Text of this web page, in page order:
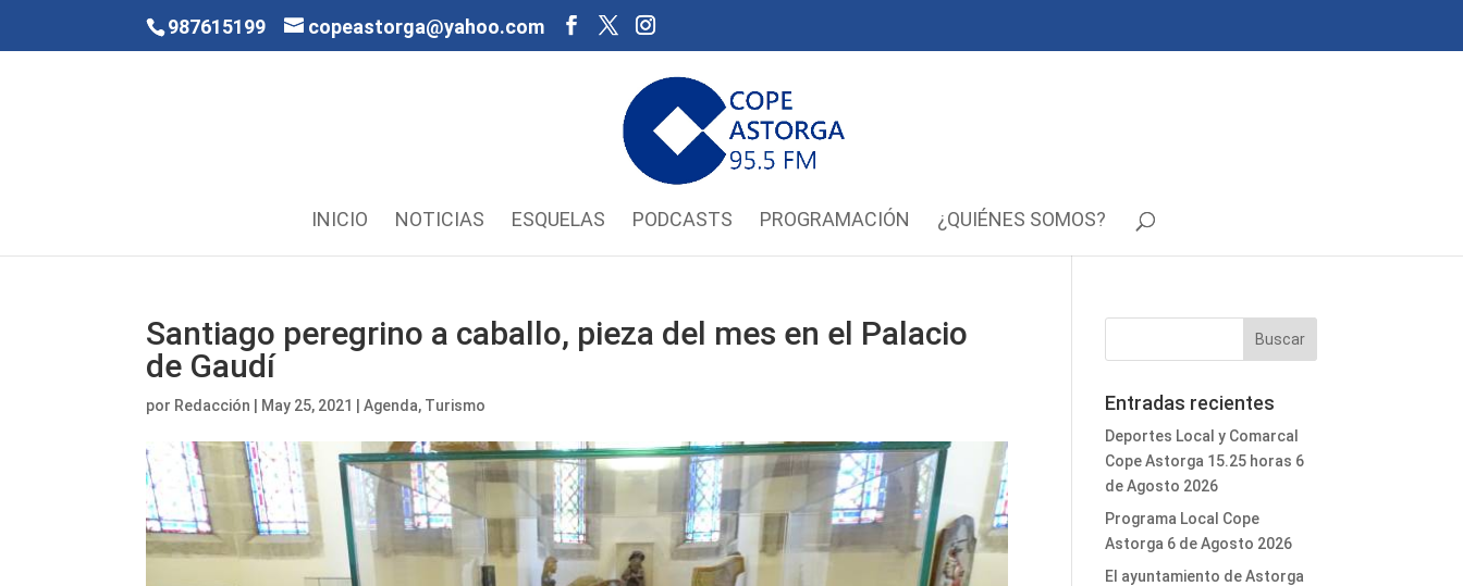
987615199 copeastorga@yahoo.com
INICIO NOTICIAS ESQUELAS PODCASTS PROGRAMACIÓN ¿QUIÉNES SOMOS?
Santiago peregrino a caballo, pieza del mes en el Palacio
de Gaudí
por Redacción May 25, 2021 |Agenda, Turismo Entradas recientes
Deportes Local y Comarcal
Cope Astorga 15.25 horas 6
de Agosto 2026
Programa Local Cope
Astorga 6 de Agosto 2026
El ayuntamiento de Astorga